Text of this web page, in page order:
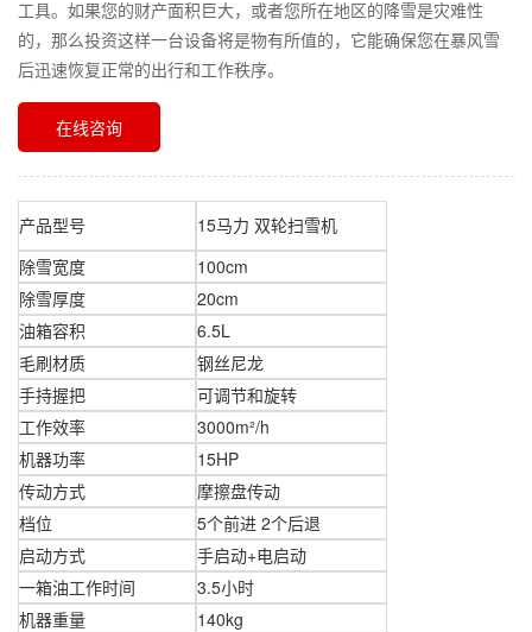
工具。如果您的财产面积巨大，或者您所在地区的降雪是灾难性
的，那么投资这样一台设备将是物有所值的，它能确保您在暴风雪
后迅速恢复正常的出行和工作秩序。
在线咨询
产品型号
15马力 双轮扫雪机
除雪宽度
100cm
除雪厚度
20cm
油箱容积
6.5L
毛刷材质
钢丝尼龙
手持握把
可调节和旋转
工作效率
3000m²/h
机器功率
15HP
传动方式
摩擦盘传动
档位
5个前进 2个后退
启动方式
手启动+电启动
一箱油工作时间
3.5小时
机器重量
140kg